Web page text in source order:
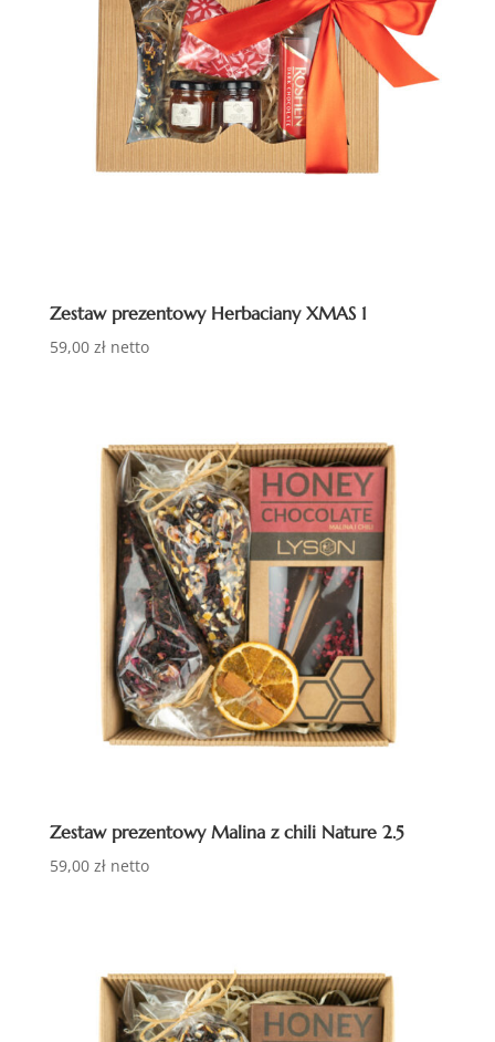
Zestaw prezentowy Herbaciany XMAS 1
59,00 zł netto
Zestaw prezentowy Malina z chili Nature 2.5
59,00 zł netto